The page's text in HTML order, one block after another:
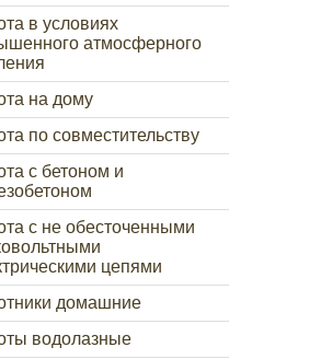
в условиях
атмосферного
на дому
по совместительству
с бетоном и
с не обесточенными
цепями
домашние
водолазные